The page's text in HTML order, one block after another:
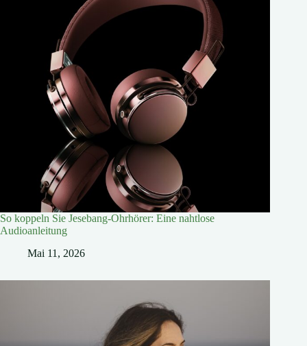
So koppeln Sie Jesebang-Ohrhörer: Eine nahtlose
Audioanleitung
Mai 11, 2026